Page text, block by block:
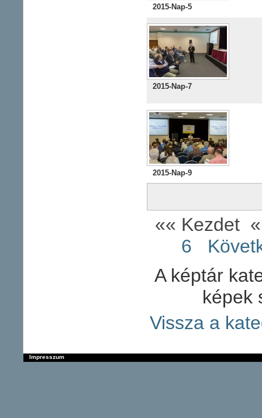
2015-Nap-5
2015-Nap-7
2015-Nap-9
«« Kezdet
6
A képtár
képek
Vissza a
Impresszum